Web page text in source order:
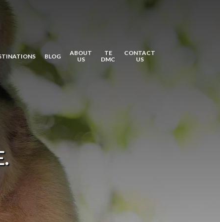
BLOG
ABOUT
US
TE
DMC
CONTACT
US